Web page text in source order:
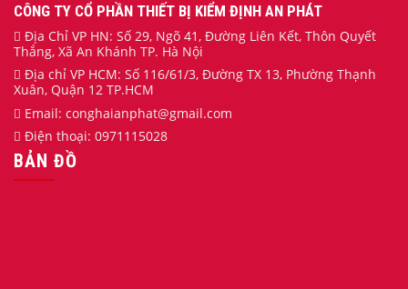
CÔNG TY CỔ PHẦN THIẾT BỊ KIỂM ĐỊNH AN PHÁT
Địa Chỉ VP HN: Số 29, Ngõ 41, Đường Liên Kết, Thôn Quyết
Thắng, Xã An Khánh TP. Hà Nội
Địa chỉ VP HCM: Số 116/61/3, Đường TX 13, Phường Thạnh
Xuân, Quận 12 TP.HCM
Email: conghaianphat@gmail.com
Điện thoại: 0971115028
BẢN ĐỒ